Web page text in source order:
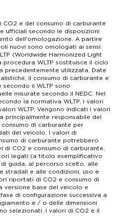
CO2 e del consumo di carburante
ufficiali secondo le disposizioni
dell'omologazione. A partire
nuovi sono omologati ai sensi
(Worldwide Harmonized Light
procedura WLTP sostituisce il ciclo
precedentemente utilizzata. Date
il consumo di carburante e
secondo il WLTP sono
misurate secondo il NEDC. Nel
la normativa WLTP, i valori
WLTP. Vengono indicati i valori
principalmente responsabile del
di carburante per
del veicolo. I valori di
di carburante potrebbero
CO2 e consumo di carburante,
legati (a titolo esemplificativo
guida, al percorso scelto, alle
stradali e alle condizioni, uso e
riportati di CO2 e consumo di
versione base del veicolo e
di configurazione successiva a
e / o delle dimensioni
selezionati. I valori di CO2 e il